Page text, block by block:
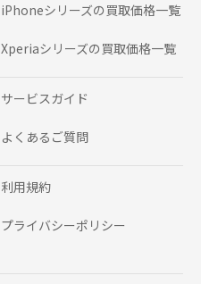
iPhoneシリーズの 買取価格一覧
Xperiaシリーズの 買取価格一覧
サービスガイド
よくあるご質問
利用規約
プライバシーポリシー